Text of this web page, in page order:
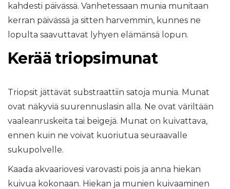
kahdesti päivässä. Vanhetessaan munia munitaan
kerran päivässä ja sitten harvemmin, kunnes ne
lopulta saavuttavat lyhyen elämänsä lopun.
Kerää triopsimunat
Triopsit jättävät substraattiin satoja munia. Munat
ovat näkyviä suurennuslasin alla. Ne ovat väriltään
vaaleanruskeita tai beigejä. Munat on kuivattava,
ennen kuin ne voivat kuoriutua seuraavalle
sukupolvelle.
Kaada akvaariovesi varovasti pois ja anna hiekan
kuivua kokonaan. Hiekan ja munien kuivaaminen